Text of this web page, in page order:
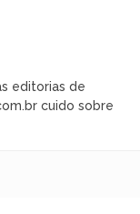
editorias de
cuido sobre